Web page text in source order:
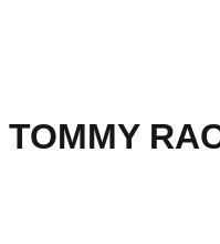
TOMMY